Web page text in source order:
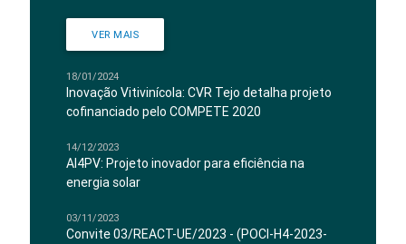
VER MAIS
18/01/2024
Inovação Vitivinícola: CVR Tejo detalha projeto
cofinanciado pelo COMPETE 2020
14/12/2023
AI4PV: Projeto inovador para eficiência na
energia solar
03/11/2023
Convite 03/REACT-UE/2023 - (POCI-H4-2023-